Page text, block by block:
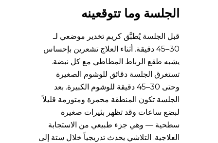
الجلسة وما تتوقعينه
قبل الجلسة يُطبَّق كريم تخدير موضعي لـ
30–45 دقيقة. أثناء العلاج تشعرين بإحساس
يشبه طقع الرباط المطاطي مع كل نبضة.
تستغرق الجلسة دقائق للوشوم الصغيرة
وحتى 30–45 دقيقة للوشوم الكبيرة. بعد
الجلسة تكون المنطقة محمرة ومتورمة قليلاً
لبضع ساعات وقد تظهر بثيرات صغيرة
سطحية — وهي جزء طبيعي من الاستجابة
العلاجية. التلاشي يحدث تدريجياً خلال ستة إلى